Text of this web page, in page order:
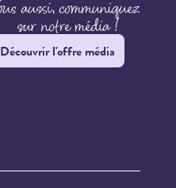
Découvrir l'offre média